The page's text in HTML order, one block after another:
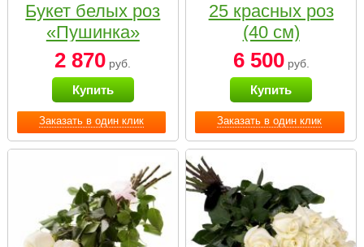
Заказать в один клик
Букет белых роз
«Пушинка»
2 870 руб.
Купить
Заказать в один клик
25 красных роз
(40 см)
6 500руб.
Купить